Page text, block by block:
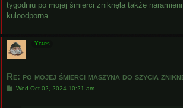
tygodniu po mojej śmierci zniknęła także
kuloodporna
Yfars
Re: po mojej śmierci maszyna do szycia
PWed Oct 02, 2024 10:21 am